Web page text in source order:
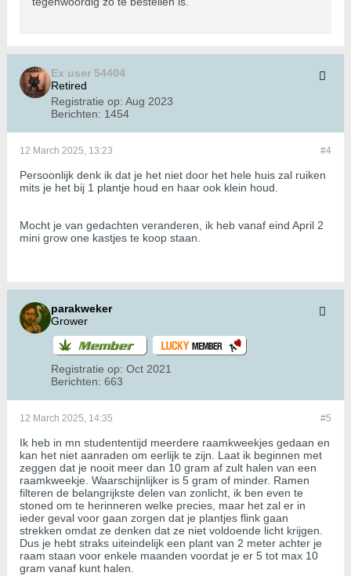
Ex user 54404
Retired
Registratie op: Aug 2023
Berichten: 1454
#4
12 March 2025, 13:23
Persoonlijk denk ik dat je het niet door het hele huis zal ruiken
mits je het bij 1 plantje houd en haar ook klein houd.
Mocht je van gedachten veranderen, ik heb vanaf eind April 2
mini grow one kastjes te koop staan.
parakweker
Grower
Registratie op: Oct 2021
Berichten: 663
#5
12 March 2025, 14:35
Ik heb in mn studententijd meerdere raamkweekjes gedaan en
kan het niet aanraden om eerlijk te zijn. Laat ik beginnen met
zeggen dat je nooit meer dan 10 gram af zult halen van een
raamkweekje. Waarschijnlijker is 5 gram of minder. Ramen
filteren de belangrijkste delen van zonlicht, ik ben even te
stoned om te herinneren welke precies, maar het zal er in
ieder geval voor gaan zorgen dat je plantjes flink gaan
strekken omdat ze denken dat ze niet voldoende licht krijgen.
Dus je hebt straks uiteindelijk een plant van 2 meter achter je
raam staan voor enkele maanden voordat je er 5 tot max 10
gram vanaf kunt halen.